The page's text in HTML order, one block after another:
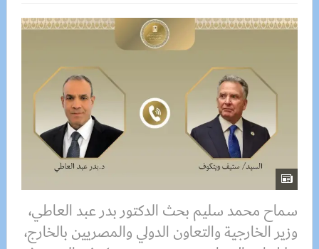
سماح محمد سليم بحث الدكتور بدر عبد العاطي،
وزير الخارجية والتعاون الدولي والمصريين بالخارج،